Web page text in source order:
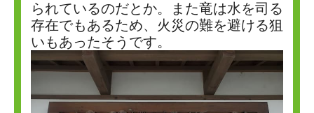
られているのだとか。また竜は水を司る
存在でもあるため、火災の難を避ける狙
いもあったそうです。